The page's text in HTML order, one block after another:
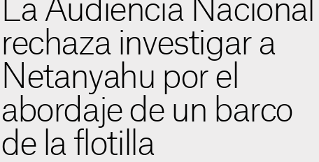
La Audiencia Nacional
rechaza investigar a
Netanyahu por el
abordaje de un barco
de la flotilla